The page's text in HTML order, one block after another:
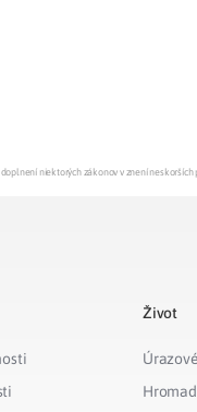
niektorých zákonov v znení neskorších
Život